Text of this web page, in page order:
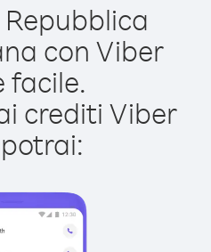
con Viber
facile.
crediti Viber